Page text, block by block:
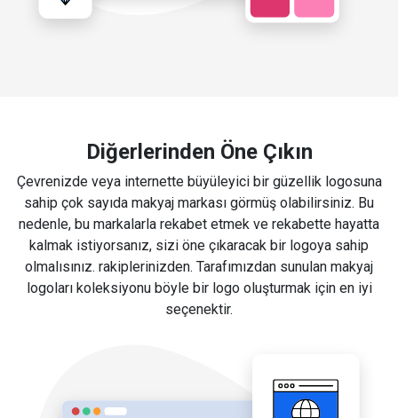
Diğerlerinden Öne Çıkın
Çevrenizde veya internette büyüleyici bir güzellik logosuna
sahip çok sayıda makyaj markası görmüş olabilirsiniz. Bu
nedenle, bu markalarla rekabet etmek ve rekabette hayatta
kalmak istiyorsanız, sizi öne çıkaracak bir logoya sahip
olmalısınız. rakiplerinizden. Tarafımızdan sunulan makyaj
logoları koleksiyonu böyle bir logo oluşturmak için en iyi
seçenektir.